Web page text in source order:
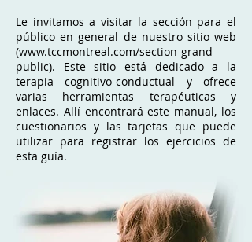
Le invitamos a visitar la sección para el
público en general de nuestro sitio web
(www.tccmontreal.com/section-grand-
public). Este sitio está dedicado a la
terapia cognitivo-conductual y ofrece
varias herramientas terapéuticas y
enlaces. Allí encontrará este manual, los
cuestionarios y las tarjetas que puede
utilizar para registrar los ejercicios de
esta guía.